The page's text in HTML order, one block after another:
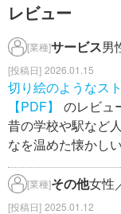
レビュー
[業種]サービス男
2026.01.15
切り絵のようなス
【PDF】
のレビュ
昔の学校や駅など
なを温めた懐かし
[業種]その他女性
2025.01.12